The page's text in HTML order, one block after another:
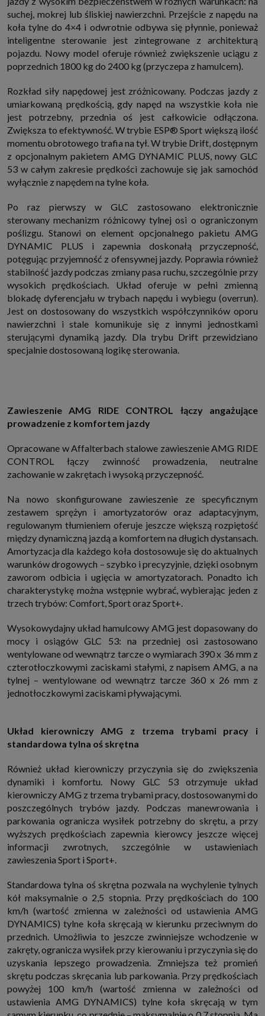
suchej, mokrej lub śliskiej nawierzchni. Przejście z napędu na
koła tylne do 4×4 i odwrotnie odbywa się płynnie, ponieważ
inteligentne sterowanie jest zintegrowane z architekturą
pojazdu. Nowy model oferuje również zwiększenie uciągu z
poprzednich 1800 kg do 2400 kg (przyczepa z hamulcem).
Rozkład siły napędowej jest zróżnicowany. Podczas jazdy z
umiarkowaną prędkością, gdy napęd na wszystkie koła nie
jest potrzebny, przednia oś jest całkowicie odłączona.
Zwiększa to efektywność. W trybie ESP® Sport większą ilość
momentu obrotowego trafia na tył. W trybie Drift, dostępnym
z opcjonalnym pakietem AMG DYNAMIC PLUS, nowy GLC
53 w całym zakresie prędkości zachowuje się jak samochód
wyłącznie z napędem na tylne koła.
Po raz pierwszy w GLC zastosowano elektronicznie
sterowany mechanizm różnicowy tylnej osi o ograniczonym
poślizgu. Stanowi on element opcjonalnego pakietu AMG
DYNAMIC PLUS i zapewnia doskonałą przyczepność,
potęgując przyjemność z ofensywnej jazdy. Poprawia również
stabilność jazdy podczas zmiany pasa ruchu, szczególnie przy
wysokich prędkościach. Układ oferuje w pełni zmienną
blokadę dyferencjału w trybach napędu i wybiegu (overrun).
Jest on dostosowany do wszystkich współczynników oporu
nawierzchni i stale komunikuje się z innymi jednostkami
sterującymi dynamiką jazdy. Dla trybu Drift przewidziano
specjalnie dostosowaną logikę sterowania.
Zawieszenie AMG RIDE CONTROL łączy angażujące
prowadzenie z komfortem jazdy
Opracowane w Affalterbach stalowe zawieszenie AMG RIDE
CONTROL łączy zwinność prowadzenia, neutralne
zachowanie w zakrętach i wysoką przyczepność.
Na nowo skonfigurowane zawieszenie ze specyficznym
zestawem sprężyn i amortyzatorów oraz adaptacyjnym,
regulowanym tłumieniem oferuje jeszcze większą rozpiętość
między dynamiczną jazdą a komfortem na długich dystansach.
Amortyzacja dla każdego koła dostosowuje się do aktualnych
warunków drogowych – szybko i precyzyjnie, dzięki osobnym
zaworom odbicia i ugięcia w amortyzatorach. Ponadto ich
charakterystykę można wstępnie wybrać, wybierając jeden z
trzech trybów: Comfort, Sport oraz Sport+.
Wysokowydajny układ hamulcowy AMG jest dopasowany do
mocy i osiągów GLC 53: na przedniej osi zastosowano
wentylowane od wewnątrz tarcze o wymiarach 390 x 36 mm z
czterotłoczkowymi zaciskami stałymi, z napisem AMG, a na
tylnej – wentylowane od wewnątrz tarcze 360 x 26 mm z
jednotłoczkowymi zaciskami pływającymi.
Układ kierowniczy AMG z trzema trybami pracy i
standardowa tylna oś skrętna
Również układ kierowniczy przyczynia się do zwiększenia
dynamiki i komfortu. Nowy GLC 53 otrzymuje układ
kierowniczy AMG z trzema trybami pracy, dostosowanymi do
poszczególnych trybów jazdy. Podczas manewrowania i
parkowania ogranicza wysiłek potrzebny do skrętu, a przy
wyższych prędkościach zapewnia kierowcy jeszcze więcej
informacji zwrotnych, szczególnie w ustawieniach
zawieszenia Sport i Sport+.
Standardowa tylna oś skrętna pozwala na wychylenie tylnych
kół maksymalnie o 2,5 stopnia. Przy prędkościach do 100
km/h (wartość zmienna w zależności od ustawienia AMG
DYNAMICS) tylne koła skręcają w kierunku przeciwnym do
przednich. Umożliwia to jeszcze zwinniejsze wchodzenie w
zakręty, ogranicza wysiłek przy kierowaniu i przyczynia się do
uzyskania lepszego prowadzenia. Zmniejsza też promień
skrętu podczas skręcania lub parkowania. Przy prędkościach
powyżej 100 km/h (wartość zmienna w zależności od
ustawienia AMG DYNAMICS) tylne koła skręcają w tym